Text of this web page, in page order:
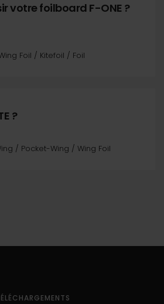
votre foilboard F-ONE ?
Foil / Kitefoil / Foil
?
/ Pocket-Wing / Wing Foil